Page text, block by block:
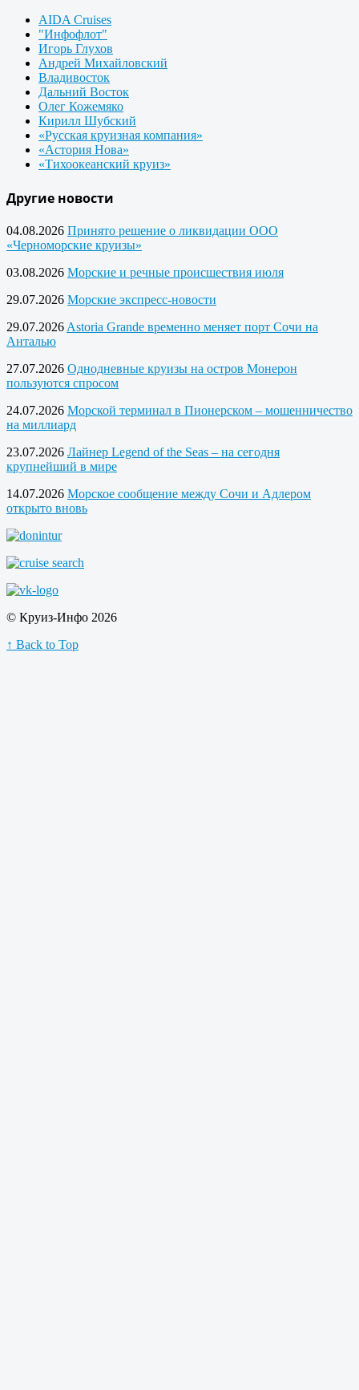
AIDA Cruises
"Инфофлот"
Игорь Глухов
Андрей Михайловский
Владивосток
Дальний Восток
Олег Кожемяко
Кирилл Шубский
«Русская круизная компания»
«Астория Нова»
«Тихоокеанский круиз»
Другие новости
04.08.2026 Принято решение о ликвидации ООО
«Черноморские круизы»
03.08.2026 Морские и речные происшествия июля
29.07.2026 Морские экспресс-новости
29.07.2026 Astoria Grande временно меняет порт Сочи на
Анталью
27.07.2026 Однодневные круизы на остров Монерон
пользуются спросом
24.07.2026 Морской терминал в Пионерском – мошенничество
на миллиард
23.07.2026 Лайнер Legend of the Seas – на сегодня
крупнейший в мире
14.07.2026 Морское сообщение между Сочи и Адлером
открыто вновь
© Круиз-Инфо 2026
↑ Back to Top